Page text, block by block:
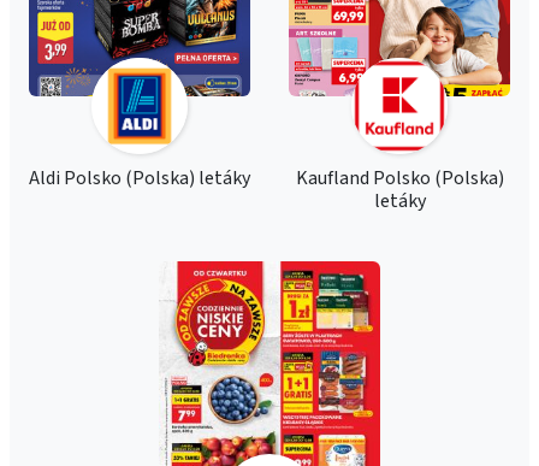
Aldi Polsko (Polska) letáky
Kaufland Polsko (Polska)
letáky